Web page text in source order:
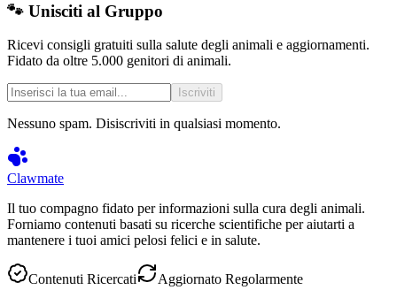
🐾 Unisciti al Gruppo
Ricevi consigli gratuiti sulla salute degli animali e aggiornamenti.
Fidato da oltre 5.000 genitori di animali.
Iscriviti
Nessuno spam. Disiscriviti in qualsiasi momento.
Clawmate
Il tuo compagno fidato per informazioni sulla cura degli animali.
Forniamo contenuti basati su ricerche scientifiche per aiutarti a
mantenere i tuoi amici pelosi felici e in salute.
Contenuti Ricercati Aggiornato Regolarmente